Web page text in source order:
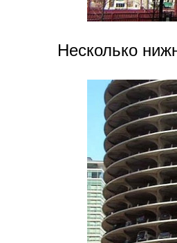
Несколько